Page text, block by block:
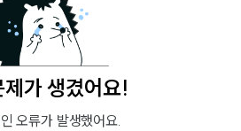
가 생겼어요!
오류가 발생했어요.